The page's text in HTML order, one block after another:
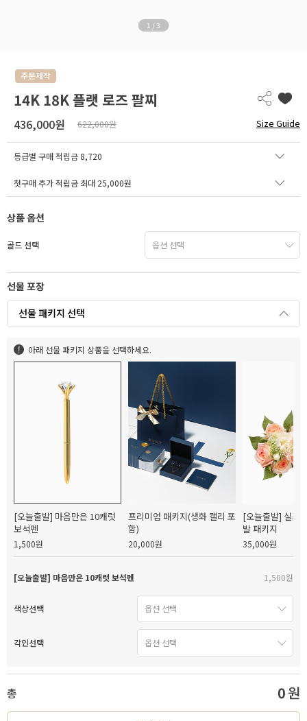
1 / 3
14K 18K 플랫 로즈 팔찌
436,000원 622,000원 Size Guide
등급별 구매 적립금 8,720
첫구매 추가 적립금 최대 25,000원
상품 옵션
골드 선택
선물 포장
선물 패키지 선택
아래 선물 패키지 상품을 선택하세요.
[오늘출발] 마음만은 10캐럿
보석펜
1,500원
프리미엄 패키지(생화 캘리 포
함)
20,000원
[오늘출발] 실크
발 패키지
35,000원
[오늘출발] 마음만은 10캐럿 보석펜 1,500원
색상선택
각인선택
총 0원